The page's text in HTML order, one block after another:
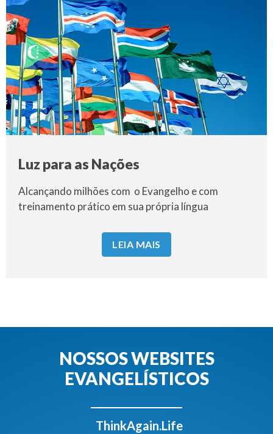
Luz para as Nações
Alcançando milhões com o Evangelho e com
treinamento prático em sua própria língua
LEIA MAIS
NOSSOS WEBSITES
EVANGELÍSTICOS
ThinkAgain.Life